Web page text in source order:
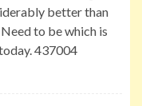
better than
to be which is
437004